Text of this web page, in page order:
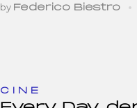
by Federico Biestro
CINE